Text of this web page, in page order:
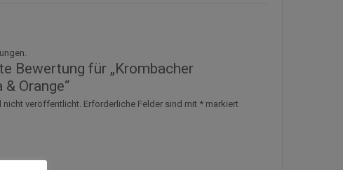
Bewertung für „Krombacher
Orange“
nicht veröffentlicht. Erforderliche Felder sind mit *markiert